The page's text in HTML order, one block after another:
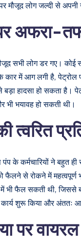
मौजूद लोग जल्दी से
अफरा-
सभी लोग डर गए।
कार में आग लगी है,
बड़ा हादसा हो सकता
भी भयावह हो सकती थी।
त्वरित
पंप के कर्मचारियों ने बहुत
से रोकने में महत्वपूर्ण
भी फैल सकती थी, जिससे
शुरू किया और अंततः
पर